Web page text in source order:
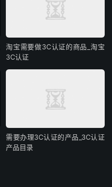
淘宝需要做3C认证的商品_淘宝
3C认证
需要办理3C认证的产品_3C认证
产品目录